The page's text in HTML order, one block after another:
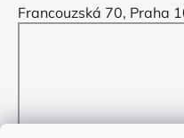
Francouzská 70, Praha